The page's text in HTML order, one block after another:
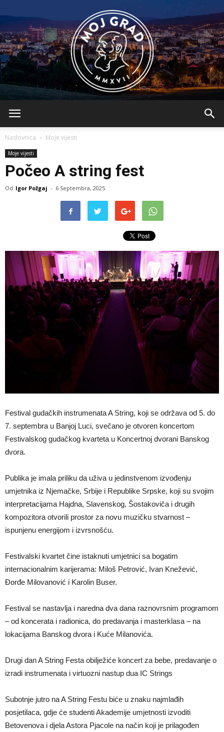
Naslovnica Moje vijesti
Moje vijesti
Počeo A string fest
Od Igor Požgaj - 6 Septembra, 2025
Festival gudačkih instrumenata A String, koji se održava od 5. do
7. septembra u Banjoj Luci, svečano je otvoren koncertom
Festivalskog gudačkog kvarteta u Koncertnoj dvorani Banskog
dvora.
Publika je imala priliku da uživa u jedinstvenom izvođenju
umjetnika iz Njemačke, Srbije i Republike Srpske, koji su svojim
interpretacijama Hajdna, Slavenskog, Šostakoviča i drugih
kompozitora otvorili prostor za novu muzičku stvarnost –
ispunjenu energijom i izvrsnošću.
Festivalski kvartet čine istaknuti umjetnici sa bogatim
internacionalnim karijerama: Miloš Petrović, Ivan Knežević,
Đorđe Milovanović i Karolin Buser.
Festival se nastavlja i naredna dva dana raznovrsnim programom
– od koncerata i radionica, do predavanja i masterklasa – na
lokacijama Banskog dvora i Kuće Milanovića.
Drugi dan A String Festa obilježiće koncert za bebe, predavanje o
izradi instrumenata i virtuozni nastup dua IC Strings
Subotnje jutro na A String Festu biće u znaku najmlađih
posjetilaca, gdje će studenti Akademije umjetnosti izvoditi
Betovenova i djela Astora Pjacole na način koji je prilagođen